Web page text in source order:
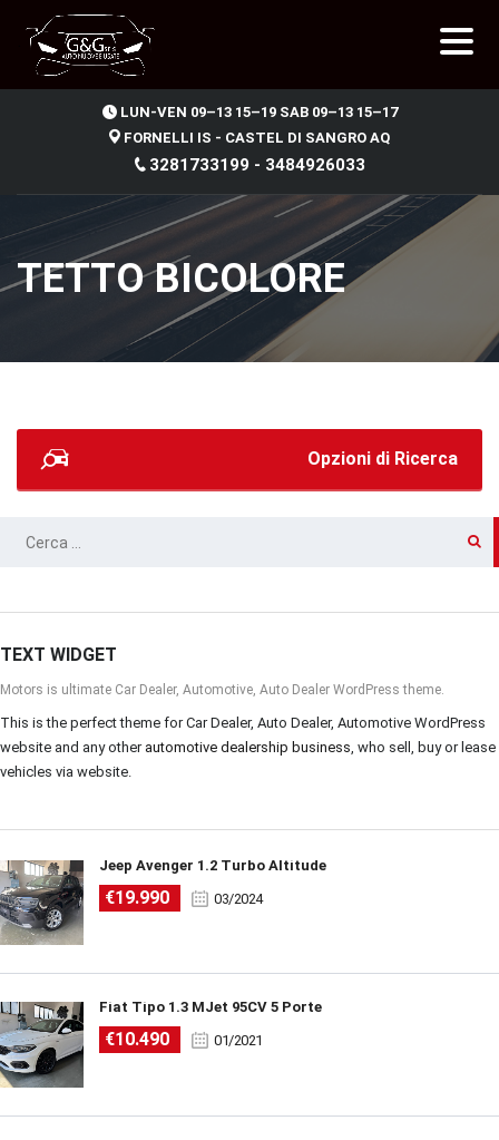
LUN-VEN 09–13 15–19 SAB 09–13 15–17
FORNELLI IS - CASTEL DI SANGRO AQ
3281733199 - 3484926033
TETTO BICOLORE
Opzioni di Ricerca
RICERCA
TEXT WIDGET
Motors is ultimate Car Dealer, Automotive, Auto Dealer WordPress theme.
This is the perfect theme for Car Dealer, Auto Dealer, Automotive WordPress
website and any other automotive dealership business, who sell, buy or lease
vehicles via website.
Jeep Avenger 1.2 Turbo Altitude
€19.990 03/2024
Fiat Tipo 1.3 MJet 95CV 5 Porte
€10.490 01/2021